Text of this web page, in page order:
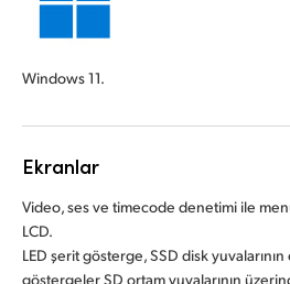
Windows 11.
Ekranlar
Video, ses ve timecode denetimi ile
LCD.
LED şerit gösterge, SSD disk
göstergeler SD ortam yuvalarının